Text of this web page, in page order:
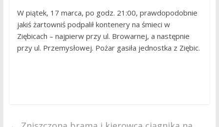
W piątek, 17 marca, po godz. 21:00, prawdopodobnie
jakiś żartowniś podpalił kontenery na śmieci w
Ziębicach – najpierw przy ul. Browarnej, a następnie
przy ul. Przemysłowej. Pożar gasiła jednostka z Ziębic.